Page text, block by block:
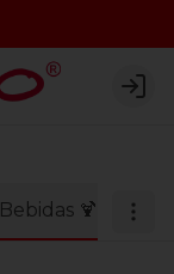
Bebidas 🍹